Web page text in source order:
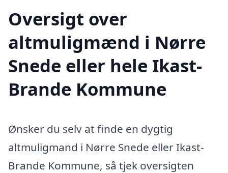
Oversigt over
altmuligmænd i Nørre
Snede eller hele Ikast-
Brande Kommune
Ønsker du selv at finde en dygtig
altmuligmand i Nørre Snede eller Ikast-
Brande Kommune, så tjek oversigten